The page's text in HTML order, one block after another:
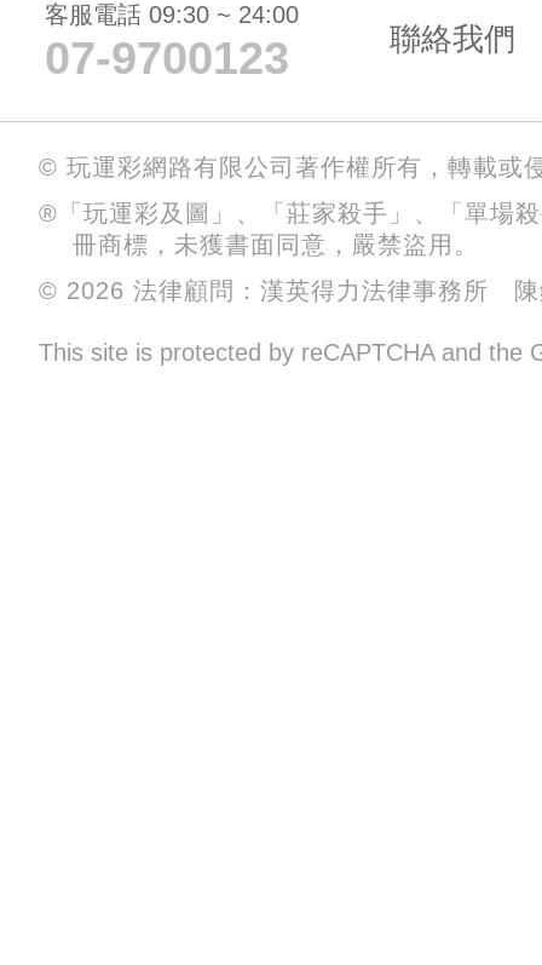
客服電話 09:30 ~ 24:00
07-9700123 聯絡我們
© 玩運彩網路有限公司著作權所有，轉載或
®「玩運彩及圖」、「莊家殺手」、「單場
冊商標，未獲書面同意，嚴禁盜用。
© 2026 法律顧問：漢英得力法律事務所 陳
This site is protected by reCAPTCHA and the